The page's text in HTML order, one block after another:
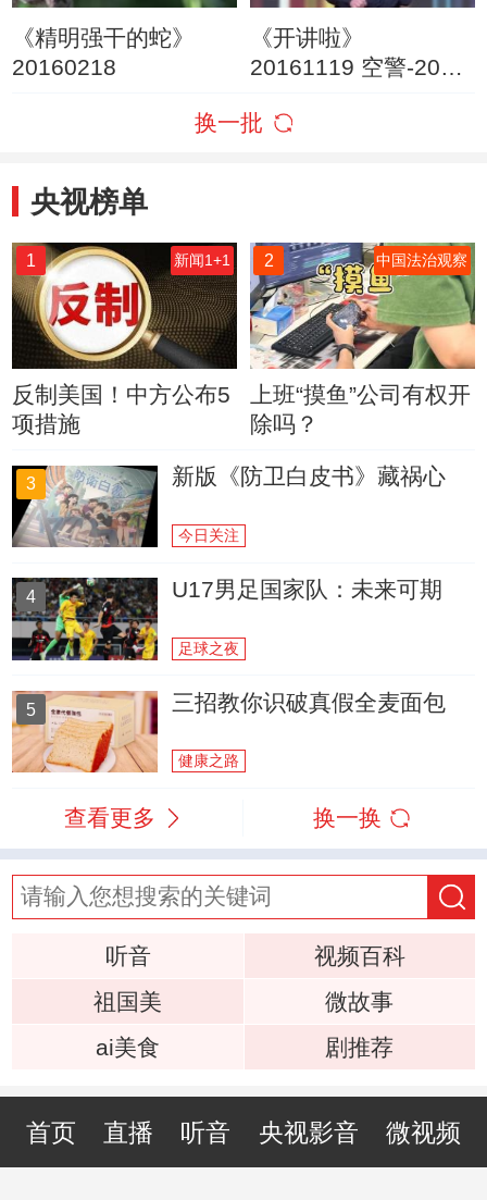
《精明强干的蛇》
20160218
《开讲啦》
20161119 空警-2000
民族脊梁
换一批
央视榜单
1 新闻1+1
反制美国！中方公布5
项措施
2 中国法治观察
上班“摸鱼”公司有权开
除吗？
3 新版《防卫白皮书》藏祸心
今日关注
4 U17男足国家队：未来可期
足球之夜
5 三招教你识破真假全麦面包
健康之路
查看更多 换一换
听音
视频百科
祖国美
微故事
ai美食
剧推荐
首页 直播 听音 央视影音 微视频